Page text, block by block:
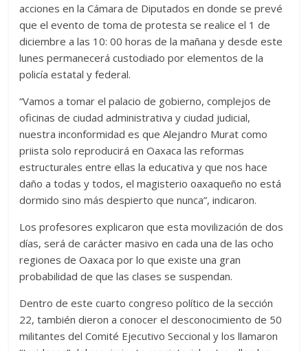
acciones en la Cámara de Diputados en donde se prevé
que el evento de toma de protesta se realice el 1 de
diciembre a las 10: 00 horas de la mañana y desde este
lunes permanecerá custodiado por elementos de la
policía estatal y federal.
“Vamos a tomar el palacio de gobierno, complejos de
oficinas de ciudad administrativa y ciudad judicial,
nuestra inconformidad es que Alejandro Murat como
priista solo reproducirá en Oaxaca las reformas
estructurales entre ellas la educativa y que nos hace
daño a todas y todos, el magisterio oaxaqueño no está
dormido sino más despierto que nunca”, indicaron.
Los profesores explicaron que esta movilización de dos
días, será de carácter masivo en cada una de las ocho
regiones de Oaxaca por lo que existe una gran
probabilidad de que las clases se suspendan.
Dentro de este cuarto congreso político de la sección
22, también dieron a conocer el desconocimiento de 50
militantes del Comité Ejecutivo Seccional y los llamaron